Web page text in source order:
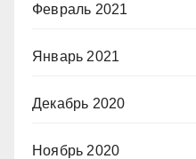
Февраль 2021
Январь 2021
Декабрь 2020
Ноябрь 2020